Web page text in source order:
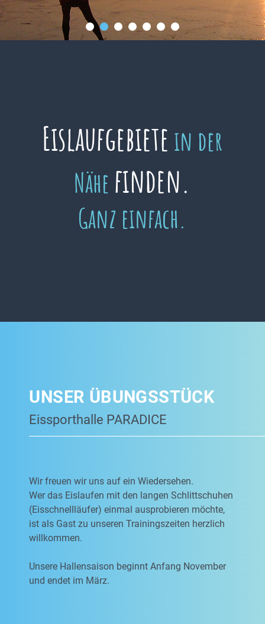
Eislaufgebiete in der
Nähe finden.
Ganz einfach.
UNSER ÜBUNGSSTÜCK
Eissporthalle PARADICE
Wir freuen wir uns auf ein Wiedersehen.
Wer das Eislaufen mit den langen Schlittschuhen
(Eisschnellläufer) einmal ausprobieren möchte,
ist als Gast zu unseren Trainingszeiten herzlich
willkommen.
Unsere Hallensaison beginnt Anfang November
und endet im März.